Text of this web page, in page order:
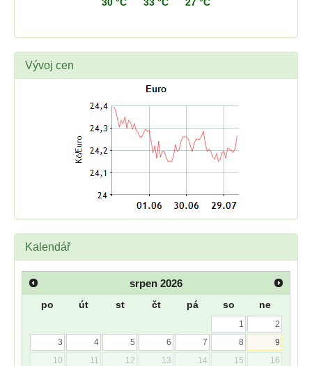
30 °C 33 °C 27 °C
Vývoj cen
Kalendář
srpen 2026
po út st čt pá so ne
1
2
3
4 5 6 7 8
9
10
11 12 13 14 15
16